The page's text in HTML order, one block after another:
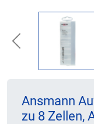
Previous
Ansmann
zu 8 Zellen,